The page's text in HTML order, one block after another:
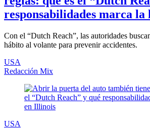
responsabilidades marca
Con el “Dutch Reach”, las autoridades
hábito al volante para prevenir accidentes.
USA
Redacción Mix
USA